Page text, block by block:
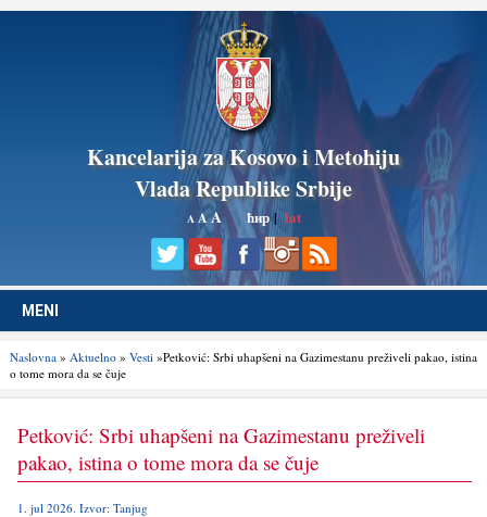
Kancelarija za Kosovo i Metohiju
Vlada Republike Srbije
A AA ћир|lat
MENI
Naslovna» Aktuelno» Vesti»Petković: Srbi uhapšeni na Gazimestanu preživeli pakao, istina
o tome mora da se čuje
Petković: Srbi uhapšeni na Gazimestanu preživeli
pakao, istina o tome mora da se čuje
1. jul 2026. Izvor: Tanjug